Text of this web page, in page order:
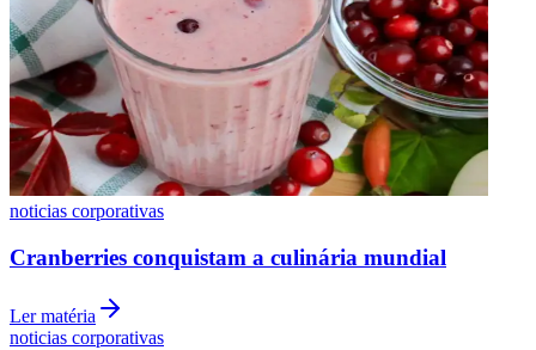
Santos
noticias corporativas
Cranberries conquistam a culinária mundial
Ler matéria
noticias corporativas